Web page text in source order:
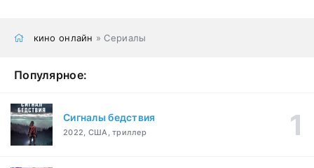
кино онлайн » Сериалы
Популярное:
Сигналы бедствия
2022, США, триллер